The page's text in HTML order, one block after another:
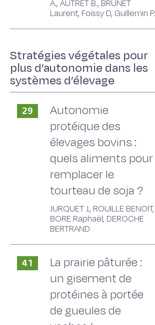
A., AUTRET B., BRUNET
Laurent, Foissy D, Guillemin P.
Stratégies végétales pour
plus d’autonomie dans les
systèmes d’élevage
29
Autonomie
protéique des
élevages bovins :
quels aliments pour
remplacer le
tourteau de soja ?
JURQUET J., ROUILLE BENOIT,
BORE Raphaël, DEROCHE
BERTRAND
41
La prairie pâturée :
un gisement de
protéines à portée
de gueules de